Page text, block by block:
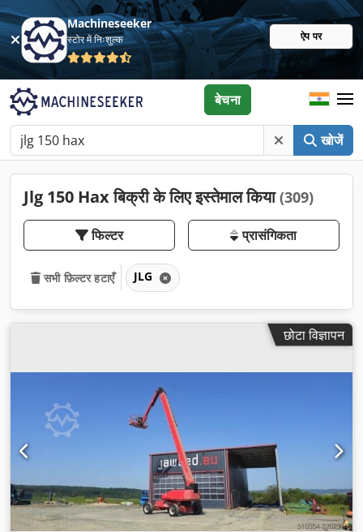
Machineseeker
स्टोर में निःशुल्क ऐप पर
खोजें
बेचना
Jlg 150 Hax बिक्री के लिए इस्तेमाल किया(309)
फिल्टर प्रासंगिकता
सभी फ़िल्टर हटाएँ JLG
छोटा विज्ञापन